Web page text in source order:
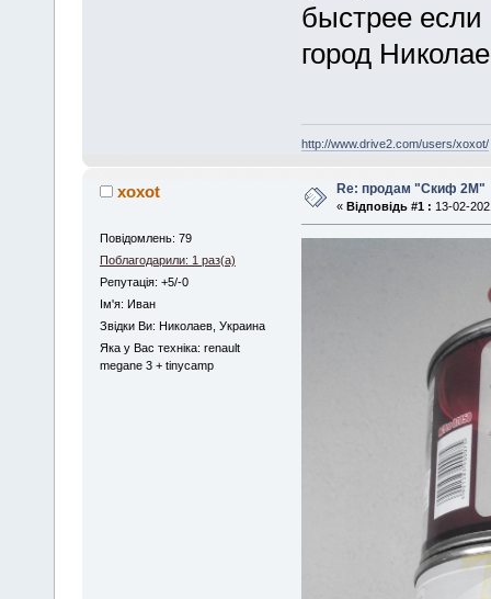
быстрее
город
http://www.drive2.com/users/xoxot/
xoxot
Повідомлень: 79
Поблагодарили: 1 раз(а)
Репутація: +5/-0
Iм'я: Иван
Звідки Ви: Николаев, Украина
Яка у Вас техніка: renault
megane 3 + tinycamp
Re: продам "Скиф 2M"
« Відповідь #1 : 13-02-